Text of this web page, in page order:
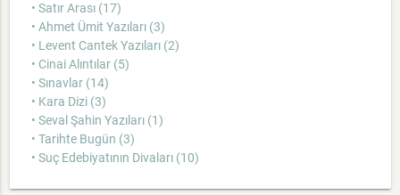
• Satır Arası (17)
• Ahmet Ümit Yazıları (3)
• Levent Cantek Yazıları (2)
• Cinai Alıntılar (5)
• Sınavlar (14)
• Kara Dizi (3)
• Seval Şahin Yazıları (1)
• Tarihte Bugün (3)
• Suç Edebiyatının Divaları (10)